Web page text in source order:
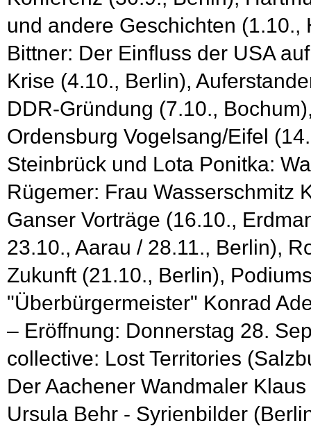
und andere Geschichten
Bittner: Der Einfluss der USA
Krise (4.10., Berlin),
DDR-Gründung (7.10.,
Ordensburg Vogelsang/Eifel
Steinbrück und Lota Ponitka:
Rügemer: Frau Wasserschmitz
Ganser Vorträge (16.10.,
23.10., Aarau / 28.11., Berlin),
Zukunft (21.10., Berlin),
"Überbürgermeister" Konrad
– Eröffnung: Donnerstag 28.
collective: Lost Territories
Der Aachener Wandmaler
Ursula Behr - Syrienbilder